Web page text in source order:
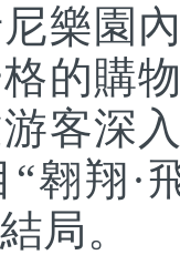
樂園
的購
客深
翱翔·
局。